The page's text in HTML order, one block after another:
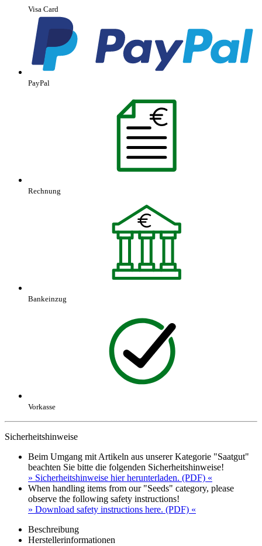
Visa Card
PayPal
Rechnung
Bankeinzug
Vorkasse
Sicherheitshinweise
Beim Umgang mit Artikeln aus unserer Kategorie "Saatgut"
beachten Sie bitte die folgenden Sicherheitshinweise!
» Sicherheitshinweise hier herunterladen. (PDF) «
When handling items from our "Seeds" category, please
observe the following safety instructions!
» Download safety instructions here. (PDF) «
Beschreibung
Herstellerinformationen